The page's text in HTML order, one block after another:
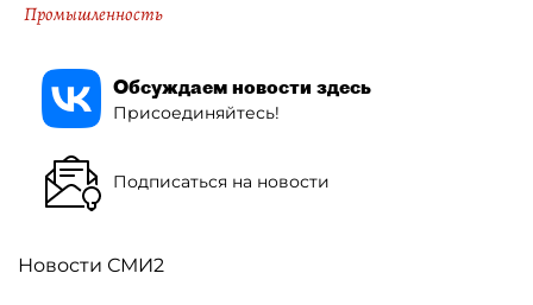
Промышленность
Обсуждаем новости здесь
Присоединяйтесь!
Подписаться на новости
Новости СМИ2